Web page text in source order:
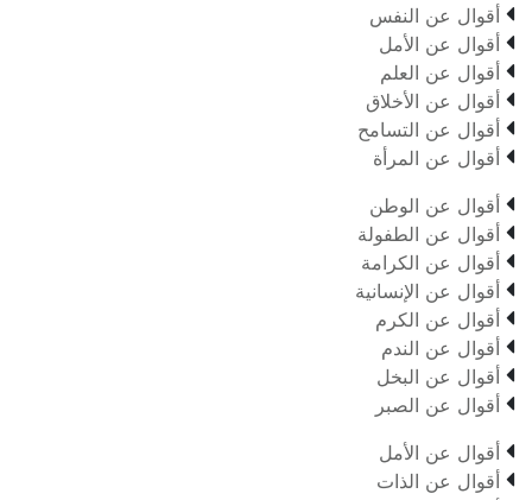
 أقوال عن النفس
 أقوال عن الأمل
 أقوال عن العلم
 أقوال عن الأخلاق
 أقوال عن التسامح
 أقوال عن المرأة
 أقوال عن الوطن
 أقوال عن الطفولة
 أقوال عن الكرامة
 أقوال عن الإنسانية
 أقوال عن الكرم
 أقوال عن الندم
 أقوال عن البخل
 أقوال عن الصبر
 أقوال عن الأمل
 أقوال عن الذات